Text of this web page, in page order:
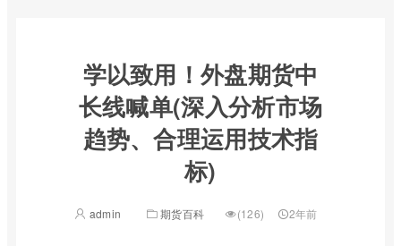
学以致用！外盘期货中
长线喊单(深入分析市场
趋势、合理运用技术指
标)
admin 期货百科 (126) 2年前